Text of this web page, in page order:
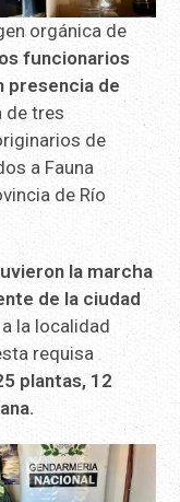
orgánica de
funcionarios
presencia de
de tres
de
a Fauna
de Río
la marcha
de la ciudad
la localidad
requisa
plantas, 12